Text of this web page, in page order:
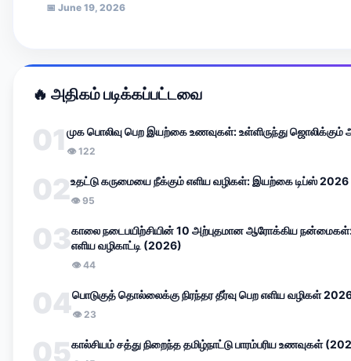
📅 June 19, 2026
🔥 அதிகம் படிக்கப்பட்டவை
01 முக பொலிவு பெற இயற்கை உணவுகள்: உள்ளிருந்து ஜொலிக்கும்
👁 122
02உதட்டு கருமையை நீக்கும் எளிய வழிகள்: இயற்கை டிப்ஸ் 2026
👁 95
03காலை நடைபயிற்சியின் 10 அற்புதமான ஆரோக்கிய
எளிய வழிகாட்டி (2026)
👁 44
04பொடுகுத் தொல்லைக்கு நிரந்தர தீர்வு பெற எளிய வழிகள்
👁 23
05கால்சியம் சத்து நிறைந்த தமிழ்நாட்டு பாரம்பரிய உணவுகள்